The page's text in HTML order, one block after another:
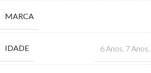
MARCA
IDADE 6 Anos 7 Anos